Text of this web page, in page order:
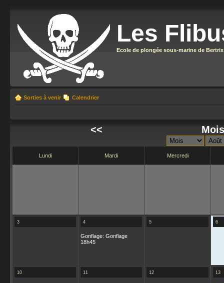
Les
Ecole de plongée sous-marine de Bertrix
Sorties à venir Calendrier
<<
Lundi Mardi Mercredi
3 4
Gonflage: Gonflage
18h45
5 6
10 11 12 13